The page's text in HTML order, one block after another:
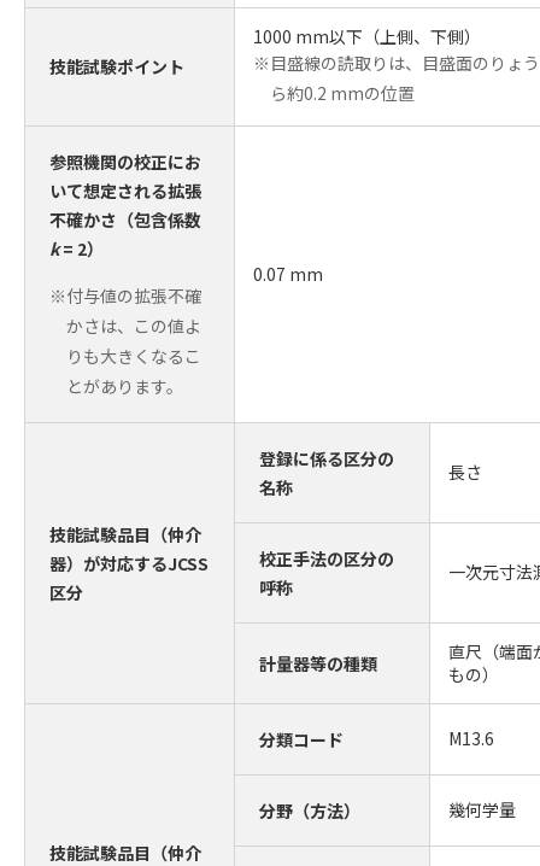
技能試験ポイント
1000 mm以下（上側、下側）
※目盛線の読取りは、目盛面のりょ
ら約0.2 mmの位置
参照機関の校正にお
いて想定される拡張
不確かさ（包含係数
k = 2）
※付与値の拡張不確
かさは、この値よ
りも大きくなるこ
とがあります。
0.07 mm
技能試験品目（仲介
器）が対応するJCSS
区分
登録に係る区分の
名称
長さ
校正手法の区分の
呼称
一次元寸法
計量器等の種類
直尺（端面
もの）
技能試験品目（仲介
分類コード M13.6
分野（方法） 幾何学量